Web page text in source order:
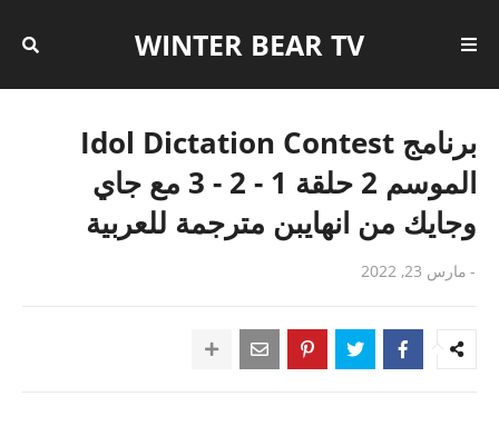
WINTER BEAR TV
برنامج Idol Dictation Contest
الموسم 2 حلقة 1 - 2 - 3 مع جاي
وجايك من انهايبن مترجمة للعربية
- مارس 23, 2022